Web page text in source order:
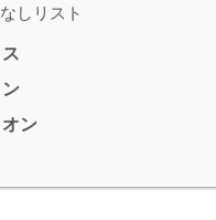
しリスト
ン